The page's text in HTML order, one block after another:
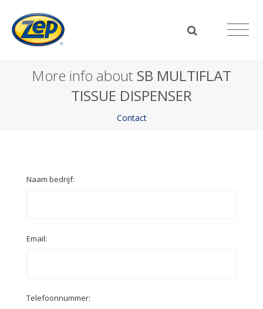
More info about SB MULTIFLAT
TISSUE DISPENSER
Contact
Naam bedrijf:
Email:
Telefoonnummer: